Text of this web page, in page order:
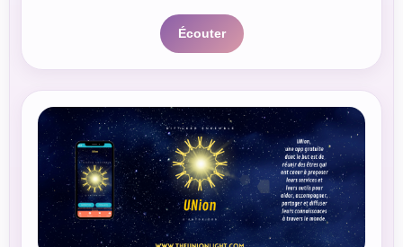
Écouter